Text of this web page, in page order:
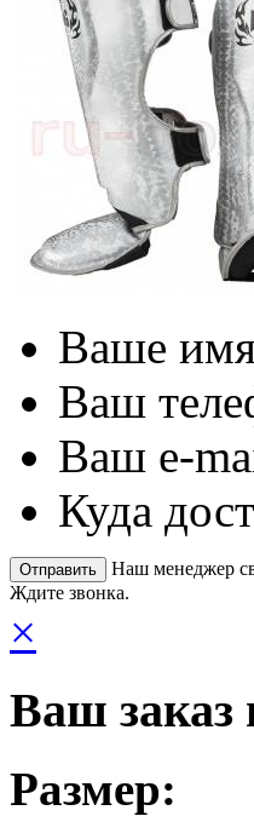
Ваше
Ваш
Ваш e-
Куда
Наш менеджер
Ждите звонка.
×
Ваш заказ
Размер: